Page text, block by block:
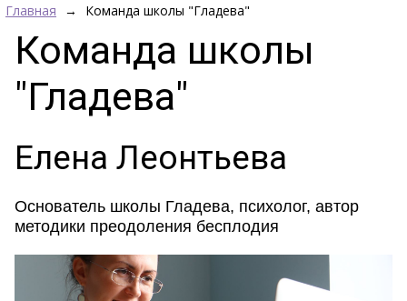
Главная → Команда школы "Гладева"
Команда школы
"Гладева"
Елена Леонтьева
Основатель школы Гладева, психолог, автор
методики преодоления бесплодия